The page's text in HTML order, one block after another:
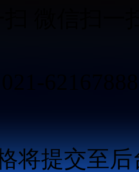
将提交至